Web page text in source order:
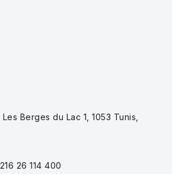
Berges du Lac 1, 1053 Tunis,
26 114 400